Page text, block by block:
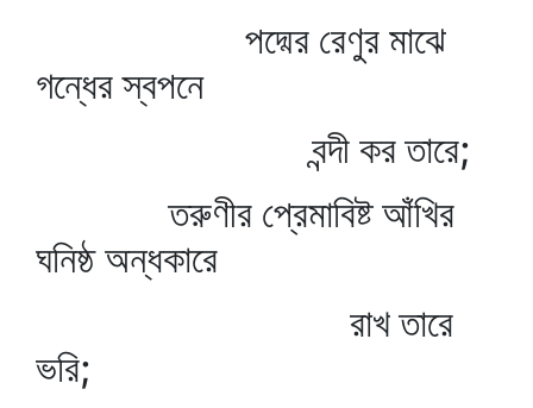
পদ্মের রেণুর মাঝে
গন্ধের স্বপনে
বন্দী কর তারে;
তরুণীর প্রেমাবিষ্ট আঁখির
ঘনিষ্ঠ অন্ধকারে
রাখ তারে
ভরি;